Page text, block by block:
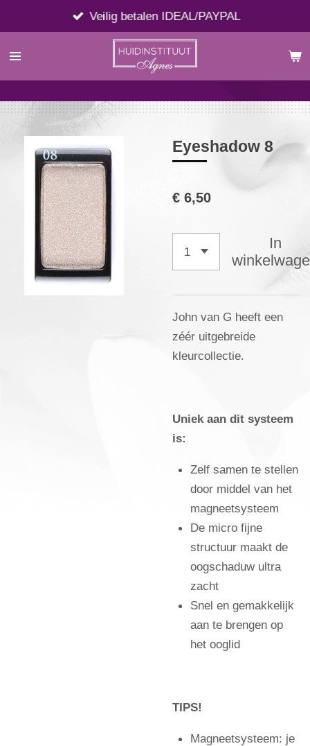
direct
naar
Veilig betalen IDEAL/PAYPAL
Eyeshadow 8
€ 6,50
In
John van G heeft een
zéér uitgebreide
kleurcollectie.
Uniek aan dit systeem
is:
Zelf samen te stellen
door middel van het
magneetsysteem
De micro fijne
structuur maakt de
oogschaduw ultra
zacht
Snel en gemakkelijk
aan te brengen op
het ooglid
TIPS!
Magneetsysteem: je